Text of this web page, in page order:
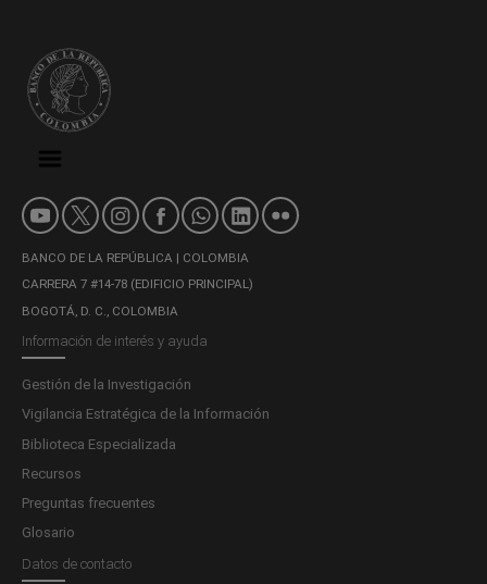
BANCO DE LA REPÚBLICA | COLOMBIA
CARRERA 7 #14-78 (EDIFICIO PRINCIPAL)
BOGOTÁ, D. C., COLOMBIA
Información de interés y ayuda
Gestión de la Investigación
Vigilancia Estratégica de la Información
Biblioteca Especializada
Recursos
Preguntas frecuentes
Glosario
Datos de contacto